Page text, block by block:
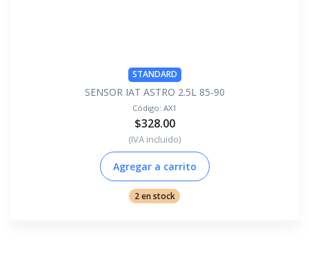
STANDARD
SENSOR IAT ASTRO 2.5L 85-90
Código: AX1
$328.00
(IVA incluido)
Agregar a carrito
2 en stock